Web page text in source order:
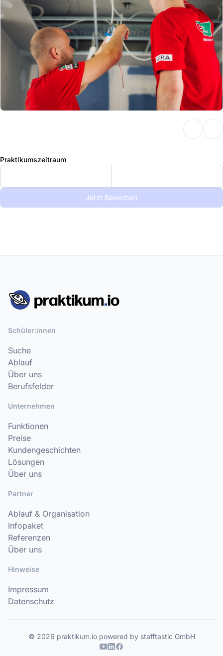
Praktikumszeitraum
Jetzt Bewerben
Schüler:innen
Suche
Ablauf
Über uns
Berufsfelder
Unternehmen
Funktionen
Preise
Kundengeschichten
Lösungen
Über uns
Partner
Ablauf & Organisation
Infopaket
Referenzen
Über uns
Hinweise
Impressum
Datenschutz
© 2026 praktikum.io powered by stafftastic GmbH